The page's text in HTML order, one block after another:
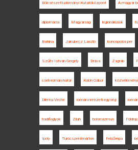
Bölcsészettudományi Kutatóközpont A magyar
diplomácia Magyarság legionáriusok
Batrina Jakubecz László koncepciós per
Szűts István Gergely Dráva Zágráb
cseh-román határ Koloh Gábor
Dilema Veche román nemzeti egység
hadifoglyok Zilah bolsevizmus
Ipoly Turócszentmárton Felsőrépa